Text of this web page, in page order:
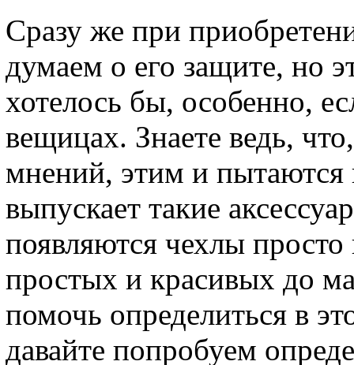
Сразу же при
думаем о его защите, но
хотелось бы, особенно,
вещицах. Знаете ведь,
мнений, этим и пытаются
выпускает такие
появляются чехлы
простых и красивых до
помочь определиться в
давайте попробуем